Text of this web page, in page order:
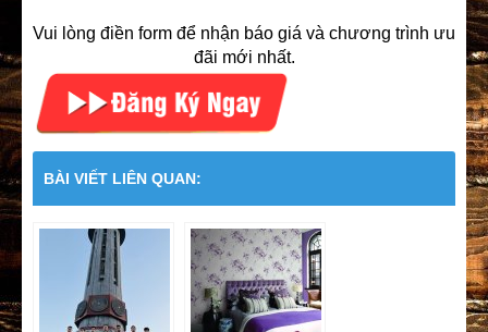
Vui lòng điền form để nhận báo giá và chương trình ưu
đãi mới nhất.
BÀI VIẾT LIÊN QUAN: